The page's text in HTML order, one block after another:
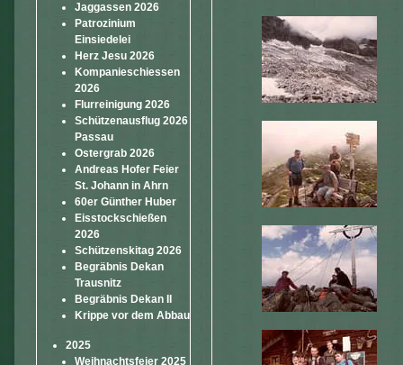
Jaggassen 2026
Patrozinium
Einsiedelei
Herz Jesu 2026
Kompanieschiessen
2026
Flurreinigung 2026
Schützenausflug 2026
Passau
Ostergrab 2026
Andreas Hofer Feier
St. Johann in Ahrn
60er Günther Huber
Eisstockschießen
2026
Schützenskitag 2026
Begräbnis Dekan
Trausnitz
Begräbnis Dekan II
Krippe vor dem Abbau
2025
Weihnachtsfeier 2025